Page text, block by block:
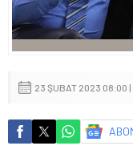
23 ŞUBAT 2023 08:00 |